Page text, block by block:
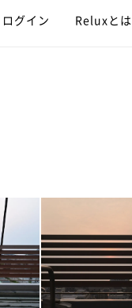
ログイン Reluxとは